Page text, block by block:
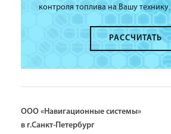
контроля топлива на Вашу технику.
РАССЧИТАТЬ
ООО «Навигационные системы»
в г.Санкт-Петербург